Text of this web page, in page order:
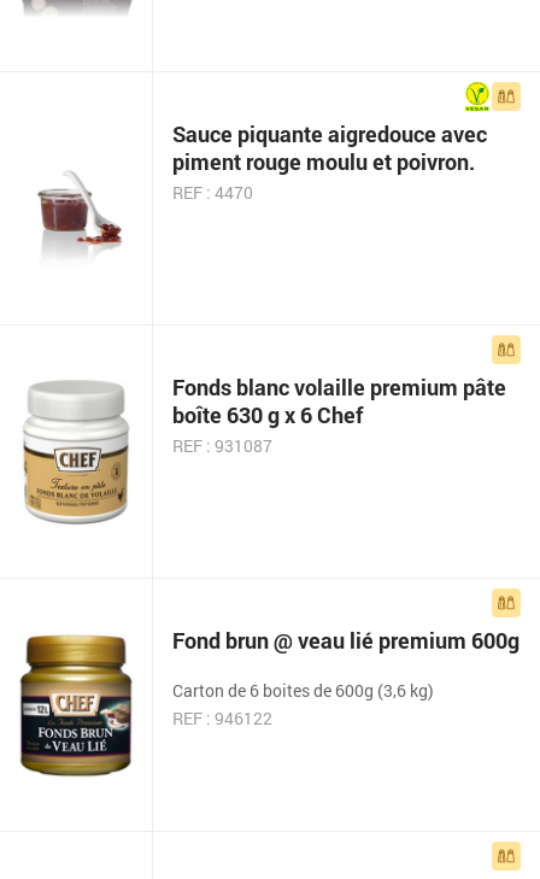
Sauce piquante aigre­douce avec
piment rouge moulu et poivron.
REF : 4470
Fonds blanc volaille premium pâte
boîte 630 g x 6 Chef
REF : 931087
Fond brun @ veau lié premium 600g
Carton de 6 boites de 600g (3,6 kg)
REF : 946122